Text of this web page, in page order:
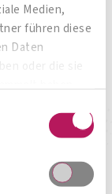
Medien,
führen diese
Daten
haben.